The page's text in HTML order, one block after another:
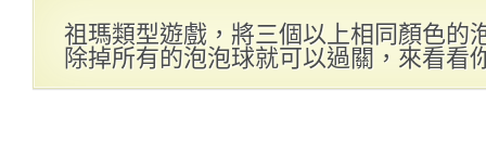
祖瑪類型遊戲，將三個以上相同顏色的
除掉所有的泡泡球就可以過關，來看看